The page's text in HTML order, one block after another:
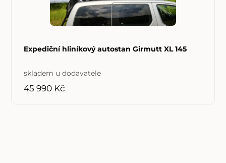
Expediční hliníkový autostan Girmutt XL 145
skladem u dodavatele
45 990 Kč